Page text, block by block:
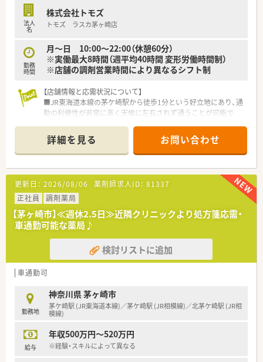
法人
名
株式会社トモズ
トモズ ラスカ茅ヶ崎店
勤務
時間
月～日 10:00～22:00（休憩60分）
※実働最大8時間（週平均40時間 変形労働時間制）
※店舗の調剤営業時間により異なるシフト制
【店舗情報と応需状況について】
■JR東海道本線の茅ケ崎駅から徒歩1分という好立地にあり、通
勤の利便性が非常に高く天候に左右されず通うことが可能で
■応需科目は総合科目となっており、1日あたり平均80枚から
100枚の処方箋を受け付けているため幅広い知識が身につきま
す。
■勤務体制は常勤5名とパート16名の計21名が在籍しており、多
くの在籍スタッフがおり、シフトを組みながら日々の業務を円滑
に進めています。
【想定される業務内容】
■処方箋に基づく調剤業務や服薬指導に加え、セルフメディケー
ションを推進するためのOTC医薬品のカウンセリング販売も行
います。
■最新の調剤自動化システムを活用し、安全かつ効率的なオペレ
ーションを日々実施していただきます。
■地域住民の身近な相談窓口として、サプリメントや健康食品の
可能です。
【職場環境と雰囲気】
土が根付いており、意見交換が非常に活発で行通しも良好です。
■店舗間や社員同士の交流を深めるためのサークル活動支援制
詳細を見る お問い合わせ
更新日： 2026/08/06 薬剤師求人ID： 81337
正社員
調剤薬局
【茅ヶ崎市】≪週休2.5日≫近隣クリニックより処方箋応需・
車通勤可能な薬局♪
検討リストに追加
車通勤可
勤務地
神奈川県 茅ヶ崎市
茅ケ崎駅 (JR東海道本線)／茅ケ崎駅 (JR相模線)／北茅ケ崎駅 (JR相
模線)
給与
年収500万円～520万円
※経験・スキルによって異なる